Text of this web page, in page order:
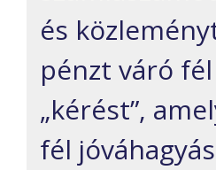
és
pénzt váró
„kérést”,
fél